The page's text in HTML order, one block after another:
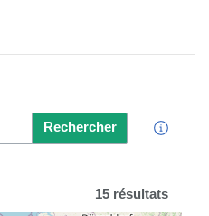
Rechercher
15 résultats